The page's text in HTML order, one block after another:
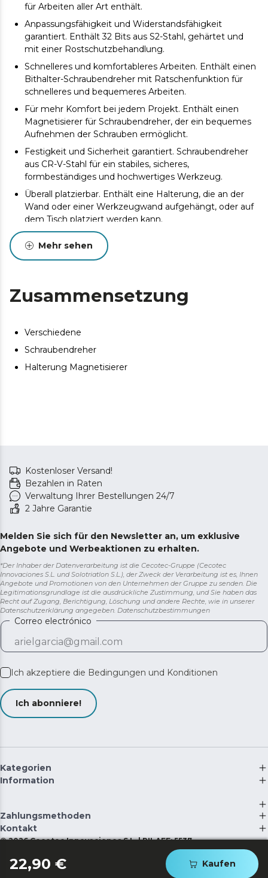
22,90 € Kaufen
für Arbeiten aller Art enthält.
Anpassungsfähigkeit und Widerstandsfähigkeit
garantiert. Enthält 32 Bits aus S2-Stahl, gehärtet und
mit einer Rostschutzbehandlung.
Schnelleres und komfortableres Arbeiten. Enthält einen
Bithalter-Schraubendreher mit Ratschenfunktion für
schnelleres und bequemeres Arbeiten.
Für mehr Komfort bei jedem Projekt. Enthält einen
Magnetisierer für Schraubendreher, der ein bequemes
Aufnehmen der Schrauben ermöglicht.
Festigkeit und Sicherheit garantiert. Schraubendreher
aus CR-V-Stahl für ein stabiles, sicheres,
formbeständiges und hochwertiges Werkzeug.
Überall platzierbar. Enthält eine Halterung, die an der
Wand oder einer Werkzeugwand aufgehängt, oder auf
dem Tisch platziert werden kann.
Maximaler Halt. Bimaterial-Griffe für maximalen Halt
und sicheres, stabiles Arbeiten.
Ideal für Elektronikarbeiten. Inklusive 8
Präzisionsschraubendreher für Feinarbeiten im
Mehr sehen
Zusammensetzung
Verschiedene
Schraubendreher
Halterung Magnetisierer
Kostenloser Versand!
Bezahlen in Raten
Verwaltung Ihrer Bestellungen 24/7
2 Jahre Garantie
Melden Sie sich für den Newsletter an, um exklusive
Angebote und Werbeaktionen zu erhalten.
*Der Inhaber der Datenverarbeitung ist die Cecotec-Gruppe (Cecotec
Innovaciones S.L. und Solotriatlon S.L.), der Zweck der Verarbeitung ist es, Ihnen
Angebote und Promotionen von den Unternehmen der Gruppe zu senden. Die
Legitimationsgrundlage ist die ausdrückliche Zustimmung, und Sie haben das
Recht auf Zugang, Berichtigung, Löschung und andere Rechte, wie in unserer
Datenschutzerklärung angegeben. Datenschutzbestimmungen
Correo electrónico
Ich akzeptiere die Bedingungen und Konditionen
Ich abonniere!
Kategorien
Information
Zahlungsmethoden
Kontakt
©2026 Cecotec Innovaciones S.L. | RII-AEE: 5537